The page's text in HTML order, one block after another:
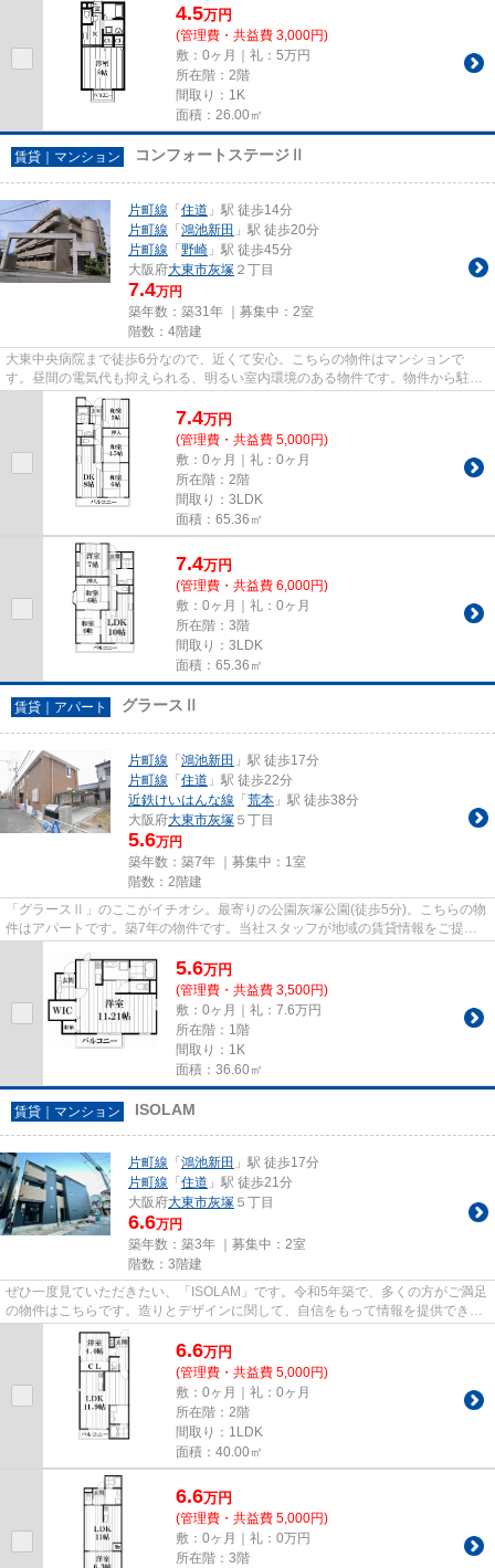
4.5万円
(管理費・共益費 3,000円)
敷：0ヶ月｜礼：5万円
所在階：2階
間取り：1K
面積：26.00㎡
賃貸｜マンション コンフォートステージⅡ
片町線 「 住道 」駅 徒歩14分
片町線 「 鴻池新田 」駅 徒歩20分
片町線 「 野崎 」駅 徒歩45分
大阪府大東市灰塚 ２丁目
7.4万円
築年数：築31年 ｜募集中： 2室
階数：4階建
大東中央病院まで徒歩6分なので、近くて安心。こちらの物件はマンションで
す。昼間の電気代も抑えられる、明るい室内環境のある物件です。物件から駐車
場までの距離は300mです。住都エ...
7.4万円
(管理費・共益費 5,000円)
敷：0ヶ月｜礼：0ヶ月
所在階：2階
間取り：3LDK
面積：65.36㎡
7.4万円
(管理費・共益費 6,000円)
敷：0ヶ月｜礼：0ヶ月
所在階：3階
間取り：3LDK
面積：65.36㎡
賃貸｜アパート グラースⅡ
片町線 「 鴻池新田 」駅 徒歩17分
片町線 「 住道 」駅 徒歩22分
近鉄けいはんな線 「 荒本 」駅 徒歩38分
大阪府大東市灰塚 ５丁目
5.6万円
築年数：築7年 ｜募集中： 1室
階数：2階建
「グラースⅡ」のここがイチオシ。最寄りの公園灰塚公園(徒歩5分)。こちらの物
件はアパートです。築7年の物件です。当社スタッフが地域の賃貸情報をご提供
5.6万円
(管理費・共益費 3,500円)
敷：0ヶ月｜礼：7.6万円
所在階：1階
間取り：1K
面積：36.60㎡
賃貸｜マンション ISOLAM
片町線 「 鴻池新田 」駅 徒歩17分
片町線 「 住道 」駅 徒歩21分
大阪府大東市灰塚 ５丁目
6.6万円
築年数：築3年 ｜募集中： 2室
階数：3階建
ぜひ一度見ていただきたい、「ISOLAM」です。令和5年築で、多くの方がご満足
の物件はこちらです。造りとデザインに関して、自信をもって情報を提供できる
マンションです。築3年と新し...
6.6万円
(管理費・共益費 5,000円)
敷：0ヶ月｜礼：0ヶ月
所在階：2階
間取り：1LDK
面積：40.00㎡
6.6万円
(管理費・共益費 5,000円)
敷：0ヶ月｜礼：0万円
所在階：3階